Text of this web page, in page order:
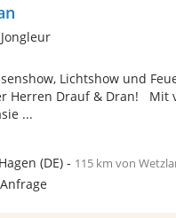
Lichtshow und
Herren Drauf & Dran! Mit
...
Hagen (DE)- 115 km von